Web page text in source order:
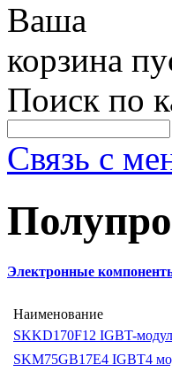
Ваша
корзина
Поиск по
Связь с
Электронные
Наименование
SKKD170F12 IGBT-
SKM75GB17E4 IGBT4